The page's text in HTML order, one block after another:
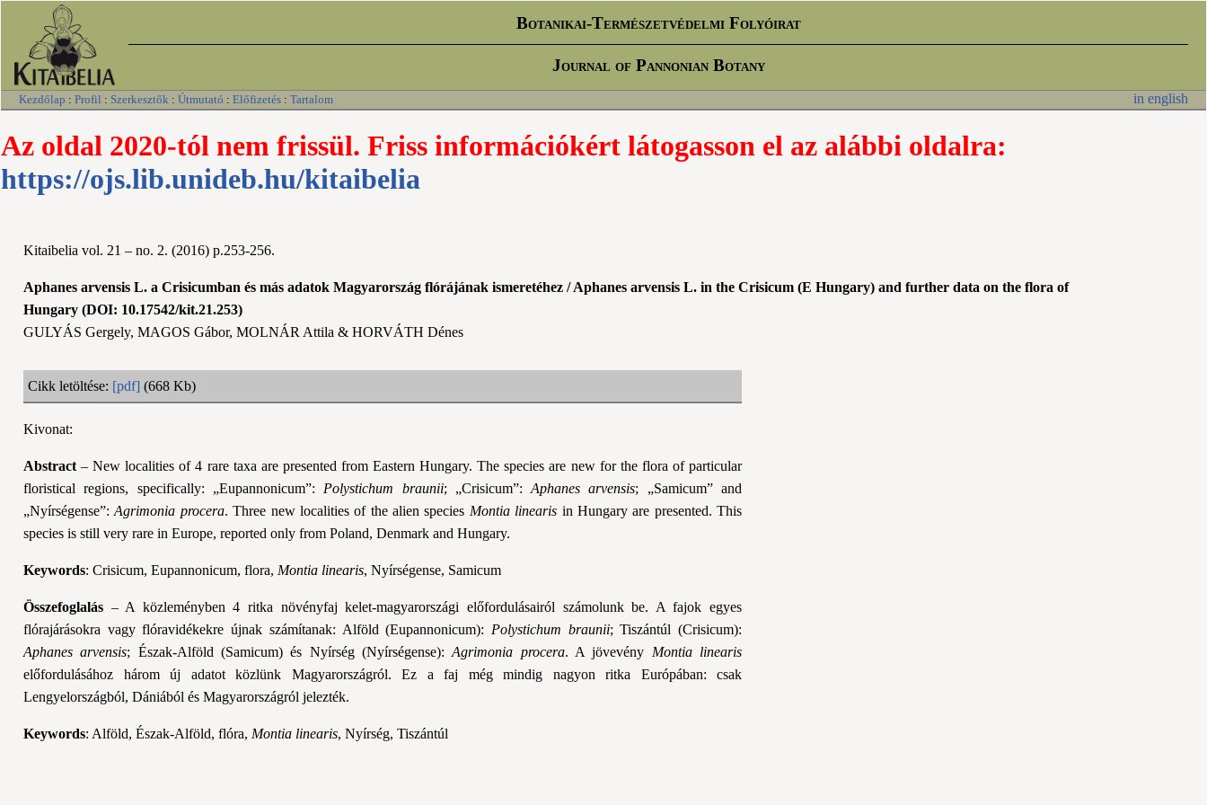
Botanikai-Természetvédelmi Folyóirat
Journal of Pannonian Botany
Kezdőlap : Profil : Szerkesztők : Útmutató : Előfizetés : Tartalom in english
Az oldal 2020-tól nem frissül. Friss információkért látogasson el az alábbi oldalra:
https://ojs.lib.unideb.hu/kitaibelia
Kitaibelia vol. 21 – no. 2. (2016) p.253-256.
Aphanes arvensis L. a Crisicumban és más adatok Magyarország flórájának ismeretéhez / Aphanes arvensis L. in the Crisicum (E Hungary) and further data on the flora of
Hungary (DOI: 10.17542/kit.21.253)
GULYÁS Gergely, MAGOS Gábor, MOLNÁR Attila & HORVÁTH Dénes
Cikk letöltése: [pdf] (668 Kb)
Kivonat:
Abstract – New localities of 4 rare taxa are presented from Eastern Hungary. The species are new for the flora of particular
floristical regions, specifically: „Eupannonicum”: Polystichum braunii; „Crisicum”:Aphanes arvensis; „Samicum” and
„Nyírségense”:Agrimonia procera. Three new localities of the alien species Montia linearis in Hungary are presented. This
species is still very rare in Europe, reported only from Poland, Denmark and Hungary.
Keywords: Crisicum, Eupannonicum, flora, Montia linearis, Nyírségense, Samicum
Összefoglalás – A közleményben 4 ritka növényfaj kelet-magyarországi előfordulásairól számolunk be. A fajok egyes
flórajárásokra vagy flóravidékekre újnak számítanak: Alföld (Eupannonicum): Polystichum braunii; Tiszántúl (Crisicum):
Aphanes arvensis; Észak-Alföld (Samicum) és Nyírség (Nyírségense):Agrimonia procera. A jövevény Montia linearis
előfordulásához három új adatot közlünk Magyarországról. Ez a faj még mindig nagyon ritka Európában: csak
Lengyelországból, Dániából és Magyarországról jelezték.
Keywords: Alföld, Észak-Alföld, flóra, Montia linearis, Nyírség, Tiszántúl